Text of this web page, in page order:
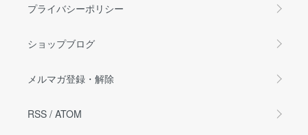
プライバシーポリシー
ショップブログ
メルマガ登録・解除
RSS / ATOM